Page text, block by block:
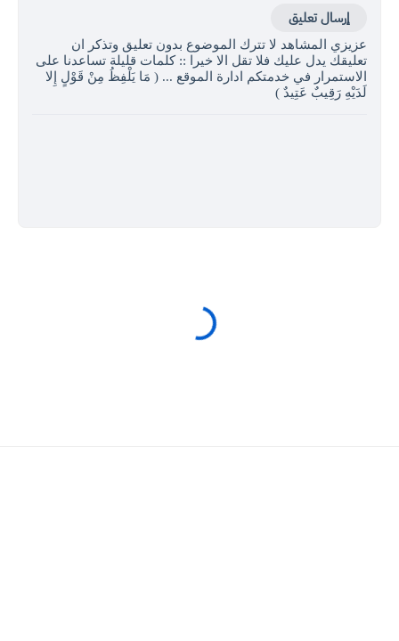
إرسال تعليق
عزيزي المشاهد لا تترك الموضوع بدون تعليق وتذكر ان
تعليقك يدل عليك فلا تقل الا خيرا :: كلمات قليلة تساعدنا على
الاستمرار في خدمتكم ادارة الموقع ... ( مَا يَلْفِظُ مِنْ قَوْلٍ إِلا
لَدَيْهِ رَقِيبٌ عَتِيدٌ )